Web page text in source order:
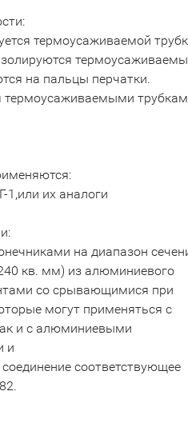
термоусаживаемой
на пальцы перчатки.
термоусаживаемыми
1,или их аналоги
на диапазон
кв. мм) из алюминиевого
со срывающимися при
могут применяться с
и с алюминиевыми
и
соответствующее